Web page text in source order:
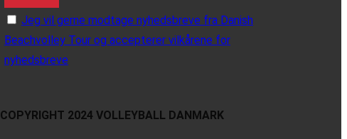
Jeg vil gerne modtage nyhedsbreve fra Danish
Beachvolley Tour og accepterer vilkårene for
nyhedsbreve
COPYRIGHT 2024 VOLLEYBALL DANMARK